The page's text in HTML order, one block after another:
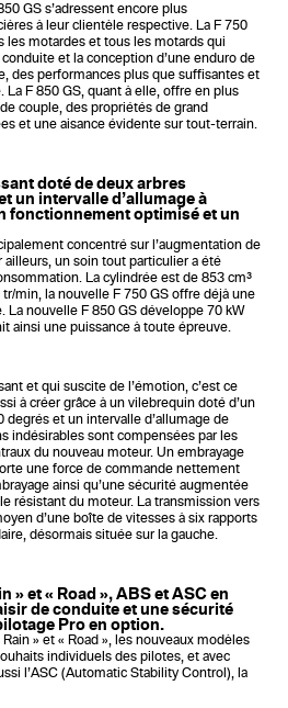
GS s’adressent encore plus
à leur clientèle respective. La F 750
les motardes et tous les motards qui
et la conception d’une enduro de
des performances plus que suffisantes et
La F 850 GS, quant à elle, offre en plus
couple, des propriétés de grand
et une aisance évidente sur tout-terrain.
doté de deux arbres
un intervalle d’allumage à
fonctionnement optimisé et un
concentré sur l’augmentation de
ailleurs, un soin tout particulier a été
La cylindrée est de 853 cm³
min, la nouvelle F 750 GS offre déjà une
La nouvelle F 850 GS développe 70 kW
ainsi une puissance à toute épreuve.
et qui suscite de l’émotion, c’est ce
à créer grâce à un vilebrequin doté d’un
degrés et un intervalle d’allumage de
indésirables sont compensées par les
du nouveau moteur. Un embrayage
une force de commande nettement
ainsi qu’une sécurité augmentée
résistant du moteur. La transmission vers
d’une boîte de vitesses à six rapports
désormais située sur la gauche.
» et « Road », ABS et ASC en
de conduite et une sécurité
Pro en option.
» et « Road », les nouveaux modèles
individuels des pilotes, et avec
l’ASC (Automatic Stability Control), la